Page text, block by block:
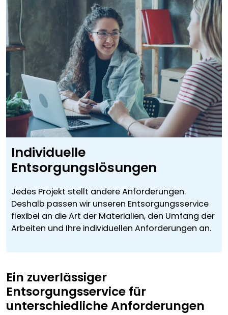
Individuelle
Entsorgungslösungen
Jedes Projekt stellt andere Anforderungen.
Deshalb passen wir unseren Entsorgungsservice
flexibel an die Art der Materialien, den Umfang der
Arbeiten und Ihre individuellen Anforderungen an.
Ein zuverlässiger
Entsorgungsservice für
unterschiedliche Anforderungen